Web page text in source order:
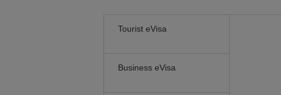
Tourist eVisa
Business eVisa